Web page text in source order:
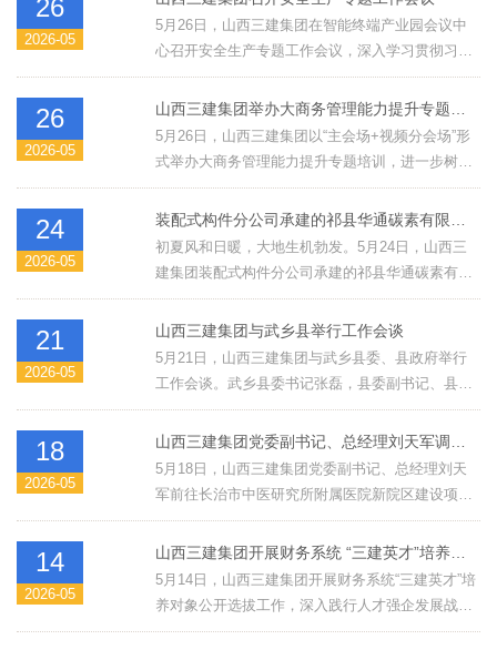
团党委工作要求，纵深推进全面从严治党与党风廉
政建设。集团公司党委书记、董事长史杰出席会议
26
2026-05
5月26日，山西三建集团在智能终端产业园会议中
心召开安全生产专题工作会议，深入学习贯彻习近
平总书记对山西长治市沁源县一煤矿瓦斯爆炸事故
作出的重要指示精神，传达落实山西省安委会全体
（扩大）会议及建投集团安全生产专题工作会议精
神，分析研判当前安全生产形势，对集团公司近期
26
2026-05
5月26日，山西三建集团以“主会场+视频分会场”形
式举办大商务管理能力提升专题培训，进一步树牢
商务、成本管控理念，全面提升各级管理人员商务
实操与创效能力。培训特邀中建八局首席专家赵丽
现场授课。集团公司党委书记、董事长史杰出席培
训并作动员讲话。
24
2026-05
初夏风和日暖，大地生机勃发。5月24日，山西三
建集团装配式构件分公司承建的祁县华通碳素有限
公司迁建石墨（质）化阴极材料生产线项目举行开
工奠基仪式。祁县县委书记魏栋，祁县经济开发区
规划建设部部长张雨青，祁县华通碳素有限公司董
事长、总经理王根年，山西三建集团装配式构件分
21
2026-05
山西三建集团与武乡县举行工作会谈
5月21日，山西三建集团与武乡县委、县政府举行
工作会谈。武乡县委书记张磊，县委副书记、县长
李颖，山西三建集团党委书记、董事长史杰，党委
副书记、总经理刘天军出席会谈。
18
2026-05
5月18日，山西三建集团党委副书记、总经理刘天
军前往长治市中医研究所附属医院新院区建设项目
调研指导，强调要进一步规范施工现场管理、夯实
项目运营基础，切实提升项目建设质效与经营效
益。
14
2026-05
山西三建集团开展财务系统 “三建英才”培养对象公开选拔工作
5月14日，山西三建集团开展财务系统“三建英才”培
养对象公开选拔工作，深入践行人才强企发展战
略，扎实推进财务人才梯队建设，持续夯实企业高